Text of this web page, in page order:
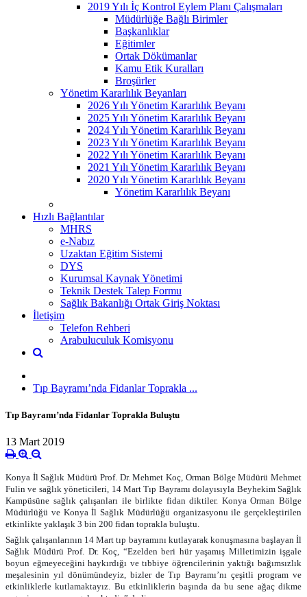
2019 Yılı İç Kontrol Eylem Planı Çalışmaları
Müdürlüğe Bağlı Birimler
Başkanlıklar
Eğitimler
Ortak Dökümanlar
Kamu Etik Kuralları
Broşürler
Yönetim Kararlılık Beyanları
2026 Yılı Yönetim Kararlılık Beyanı
2025 Yılı Yönetim Kararlılık Beyanı
2024 Yılı Yönetim Kararlılık Beyanı
2023 Yılı Yönetim Kararlılık Beyanı
2022 Yılı Yönetim Kararlılık Beyanı
2021 Yılı Yönetim Kararlılık Beyanı
2020 Yılı Yönetim Kararlılık Beyanı
Yönetim Kararlılık Beyanı
Hızlı Bağlantılar
MHRS
e-Nabız
Uzaktan Eğitim Sistemi
DYS
Kurumsal Kaynak Yönetimi
Teknik Destek Talep Formu
Sağlık Bakanlığı Ortak Giriş Noktası
İletişim
Telefon Rehberi
Arabuluculuk Komisyonu
Tıp Bayramı’nda Fidanlar Toprakla ...
Tıp Bayramı’nda Fidanlar Toprakla Buluştu
13 Mart 2019
Konya İl Sağlık Müdürü Prof. Dr. Mehmet Koç, Orman Bölge Müdürü Mehmet
Fulin ve sağlık yöneticileri, 14 Mart Tıp Bayramı dolayısıyla Beyhekim Sağlık
Kampüsüne sağlık çalışanları ile birlikte fidan diktiler. Konya Orman Bölge
Müdürlüğü ve Konya İl Sağlık Müdürlüğü organizasyonu ile gerçekleştirilen
etkinlikte yaklaşık 3 bin 200 fidan toprakla buluştu.
Sağlık çalışanlarının 14 Mart tıp bayramını kutlayarak konuşmasına başlayan İl
Sağlık Müdürü Prof. Dr. Koç, “Ezelden beri hür yaşamış Milletimizin işgale
boyun eğmeyeceğini haykırdığı ve tıbbiye öğrencilerinin yaktığı bağımsızlık
meşalesinin yıl dönümündeyiz, bizler de Tıp Bayramı’nı çeşitli program ve
etkinliklerle kutlamaktayız. Bu etkinliklerin başında da bu sene ağaç dikme